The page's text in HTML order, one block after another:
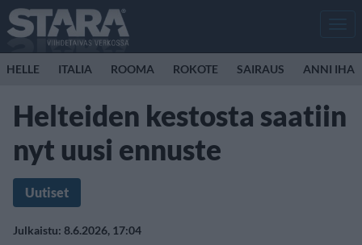
HELLE ITALIA ROOMA ROKOTE SAIRAUS ANNI
Helteiden kestosta saatiin
nyt uusi ennuste
Uutiset
Julkaistu: 8.6.2026, 17:04